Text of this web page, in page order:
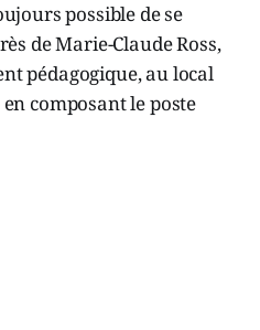
possible de se
de Marie-Claude Ross,
pédagogique, au local
composant le poste